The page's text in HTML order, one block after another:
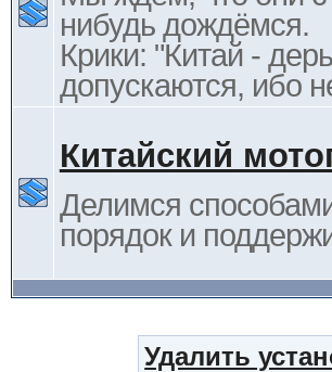
нибудь дождёмся.
Крики: "Китай -
допускаются, ибо
Китайский
Делимся
порядок и
Удалить